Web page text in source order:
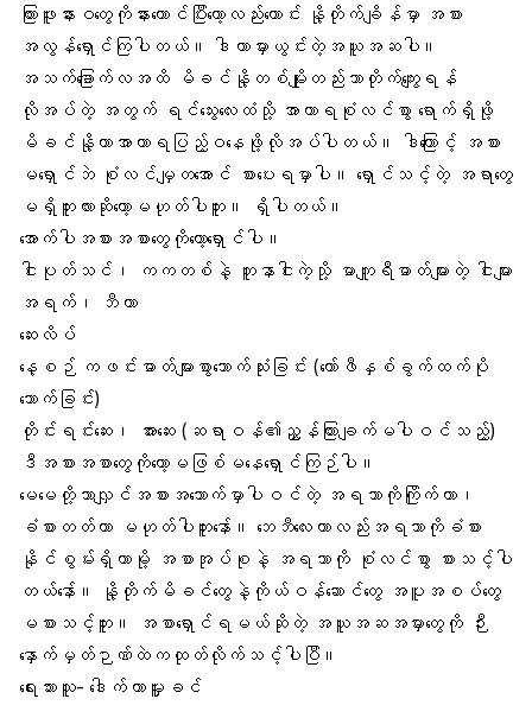
ကြားဖူးနားဝတွေကိုနားယောင်ပြီးတော့လည်းကောင်း နို့တိုက်ချိန်မှာ အစား
အလွန်ရှောင်ကြပါတယ်။ ဒါဟာမှားယွင်းတဲ့အယူအဆပါ။
အသက်ခြောက်လအထိ မိခင်နို့တစ်မျိုးတည်းသာတိုက်ကျွေးရန်
လိုအပ်တဲ့ အတွက် ရင်သွေးလေးထံသို့ အာဟာရစုံလင်စွာ ရောက်ရှိဖို့
မိခင်နို့ဟာအာဟာရပြည့်ဝနေဖို့လိုအပ်ပါတယ်။ ဒါကြောင့် အစား
မရှောင်ဘဲ စုံလင်မျှတအောင် စားပေးရမှာပါ။ ရှောင်သင့်တဲ့ အရာတွေ
မရှိဘူးလားဆိုတော့မဟုတ်ပါဘူး။ ရှိပါတယ်။
အောက်ပါအစားအစာတွေကိုတော့ရှောင်ပါ။
ငါးပုတ်သင်၊ ကကတစ်နဲ့ တူနာငါးကဲ့သို့ မာကျူရီဓာတ်များတဲ့ ငါးများ
အရက်၊ ဘီယာ
ဆေးလိပ်
နေ့စဉ် ကဖင်းဓာတ်များစွာသောက်သုံးခြင်း (ကော်ဖီနှစ်ခွက်ထက်ပို
သောက်ခြင်း)
တိုင်းရင်းဆေး၊ အားဆေး (ဆရာဝန်၏ညွှန်ကြားချက်မပါဝင်သည့်)
ဒီအစားအစာတွေကိုတော့မဖြစ်မနေရှောင်ကြဉ်ပါ။
မေမေတို့သာလျှင်အစားအသောက်မှာပါဝင်တဲ့ အရသာကိုကြိုက်တာ၊
ခံစားတတ်တာ မဟုတ်ပါဘူးနော်။ ဘေဘီလေးဟာလည်းအရသာကိုခံစား
နိုင်စွမ်းရှိတာမို့ အစာအုပ်စုနဲ့ အရသာကို စုံလင်စွာ စားသင့်ပါ
တယ်နော်။ နို့တိုက်မိခင်တွေနဲ့ကိုယ်ဝန်ဆောင်တွေ အပူအစပ်တွေ
မစားသင့်ဘူး။ အစာရှောင်ရမယ်ဆိုတဲ့ အယူအဆအမှားတွေကို ဉီး
နှောက်မှတ်ဉာဏ်ထဲကထုတ်လိုက်သင့်ပါပြီ။
ရေးသားသူ- ဒေါက်တာမှူးခင်